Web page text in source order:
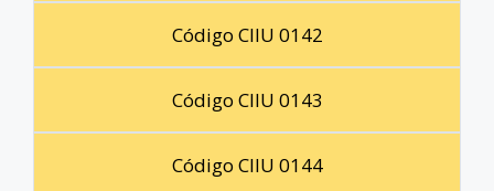
Código CIIU 0142
Código CIIU 0143
Código CIIU 0144